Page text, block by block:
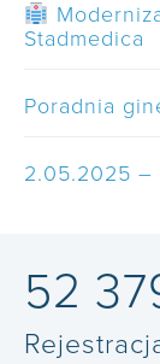
Stadmedica
Poradnia
2.05.2025 –
52